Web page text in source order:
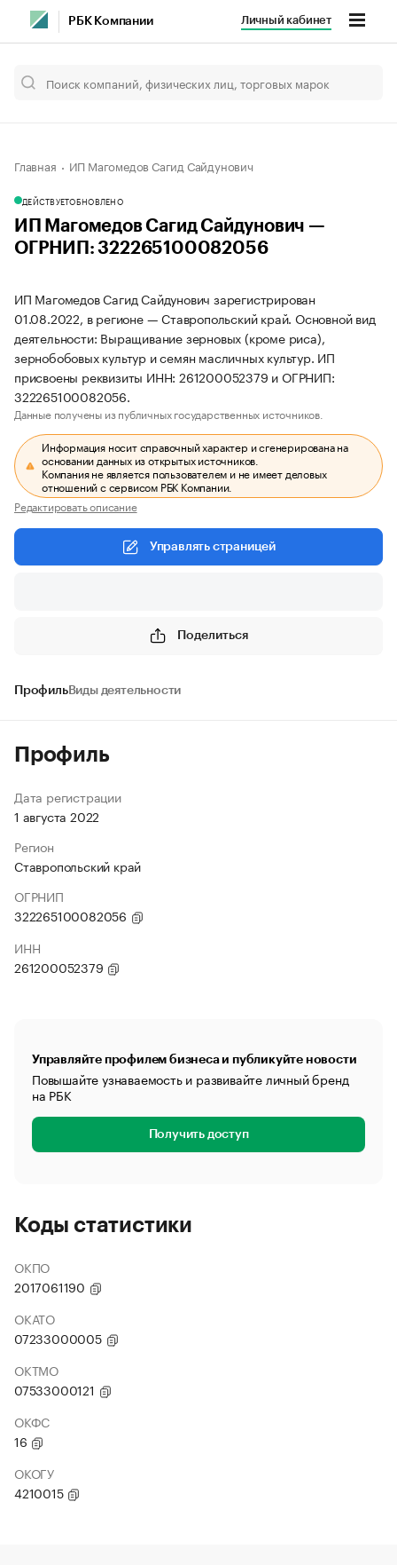
РБК Компании Личный кабинет
Главная ИП Магомедов Сагид Сайдунович
ДЕЙСТВУЕТОБНОВЛЕНО
ИП Магомедов Сагид Сайдунович —
ОГРНИП: 322265100082056
ИП Магомедов Сагид Сайдунович зарегистрирован
01.08.2022, в регионе — Ставропольский край. Основной вид
деятельности: Выращивание зерновых (кроме риса),
зернобобовых культур и семян масличных культур. ИП
присвоены реквизиты ИНН: 261200052379 и ОГРНИП:
322265100082056.
Данные получены из публичных государственных источников.
Информация носит справочный характер и сгенерирована на
основании данных из открытых источников.
Компания не является пользователем и не имеет деловых
отношений с сервисом РБК Компании.
Редактировать описание
Управлять страницей
Поделиться
ПрофильВиды деятельности
Профиль
Дата регистрации
1 августа 2022
Регион
Ставропольский край
ОГРНИП
322265100082056
ИНН
261200052379
Управляйте профилем бизнеса и публикуйте новости
Повышайте узнаваемость и развивайте личный бренд
на РБК
Получить доступ
Коды статистики
ОКПО
2017061190
ОКАТО
07233000005
ОКТМО
07533000121
ОКФС
16
ОКОГУ
4210015